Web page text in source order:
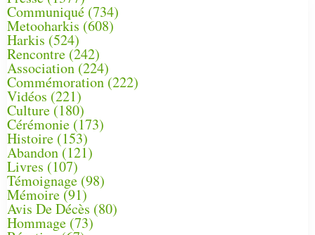
Communiqué (734)
Metooharkis (608)
Harkis (524)
Rencontre (242)
Association (224)
Commémoration(222)
Vidéos (221)
Culture(180)
Cérémonie (173)
Histoire (153)
Abandon(121)
Livres (107)
Témoignage (98)
Mémoire (91)
Avis De Décès (80)
Hommage (73)